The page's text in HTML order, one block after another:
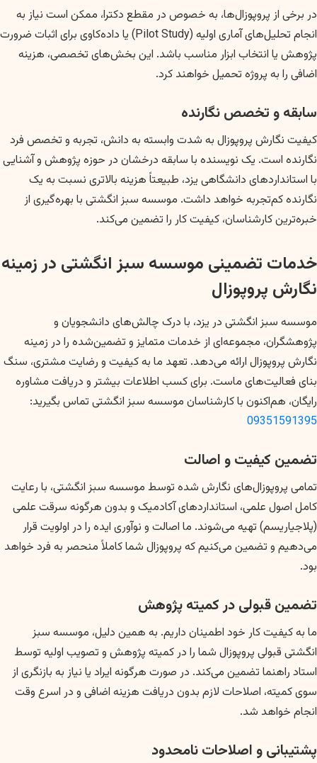
در برخی از پروپوزال‌ها، به خصوص در مقطع دکترا، ممکن است نیاز به
انجام تحلیل‌های آماری اولیه (Pilot Study) یا داده‌کاوی برای اثبات ضرورت
پژوهش یا انتخاب ابزار مناسب باشد. این بخش‌های تخصصی، هزینه
اضافی را به پروژه تحمیل خواهند کرد.
سابقه و تخصص نگارنده
کیفیت نگارش پروپوزال به شدت وابسته به دانش، تجربه و تخصص فرد
نگارنده است. یک نویسنده با سابقه درخشان در حوزه پژوهش و آشنایی
با استانداردهای دانشگاهی یزد، طبیعتاً هزینه بالاتری نسبت به یک
نگارنده کم‌تجربه خواهد داشت. موسسه سبز انگشتی با بهره‌گیری از
خبره‌ترین کارشناسان، کیفیت کار را تضمین می‌کند.
خدمات تضمینی موسسه سبز انگشتی در زمینه
نگارش پروپوزال
موسسه سبز انگشتی در یزد، با درک چالش‌های دانشجویان و
پژوهشگران، مجموعه‌ای از خدمات متمایز و تضمین‌شده را در زمینه
نگارش پروپوزال ارائه می‌دهد. تعهد ما به کیفیت و رضایت مشتری، سنگ
بنای فعالیت‌های ماست. برای کسب اطلاعات بیشتر و دریافت مشاوره
رایگان، هم‌اکنون با کارشناسان موسسه سبز انگشتی تماس بگیرید:
09351591395
تضمین کیفیت و اصالت
تمامی پروپوزال‌های نگارش شده توسط موسسه سبز انگشتی، با رعایت
کامل اصول علمی، استانداردهای آکادمیک و بدون هرگونه سرقت علمی
(پلاجیاریسم) تهیه می‌شوند. ما اصالت و نوآوری ایده را در اولویت قرار
می‌دهیم و تضمین می‌کنیم که پروپوزال شما کاملاً منحصر به فرد خواهد
بود.
تضمین قبولی در کمیته پژوهش
ما به کیفیت کار خود اطمینان داریم. به همین دلیل، موسسه سبز
انگشتی قبولی پروپوزال شما را در کمیته پژوهش و تصویب اولیه توسط
استاد راهنما تضمین می‌کند. در صورت هرگونه ایراد یا نیاز به بازنگری از
سوی کمیته، اصلاحات لازم بدون دریافت هزینه اضافی و در اسرع وقت
انجام خواهد شد.
پشتیبانی و اصلاحات نامحدود